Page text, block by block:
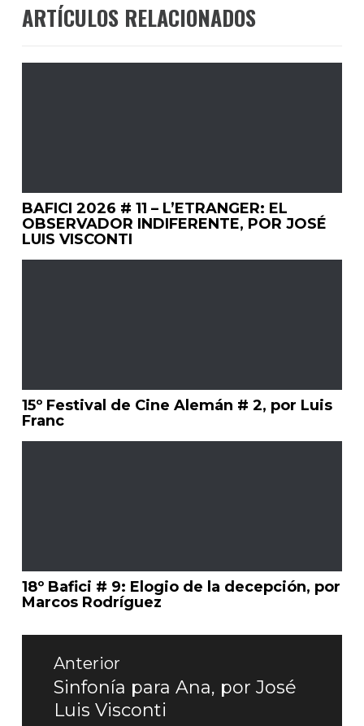
ARTÍCULOS RELACIONADOS
BAFICI 2026 # 11 – L’ETRANGER: EL
OBSERVADOR INDIFERENTE, POR JOSÉ
LUIS VISCONTI
15º Festival de Cine Alemán # 2, por Luis
Franc
18º Bafici # 9: Elogio de la decepción, por
Marcos Rodríguez
Navegación
entradas
Anterior
Entrada
anterior:
Sinfonía para Ana, por José
Luis Visconti